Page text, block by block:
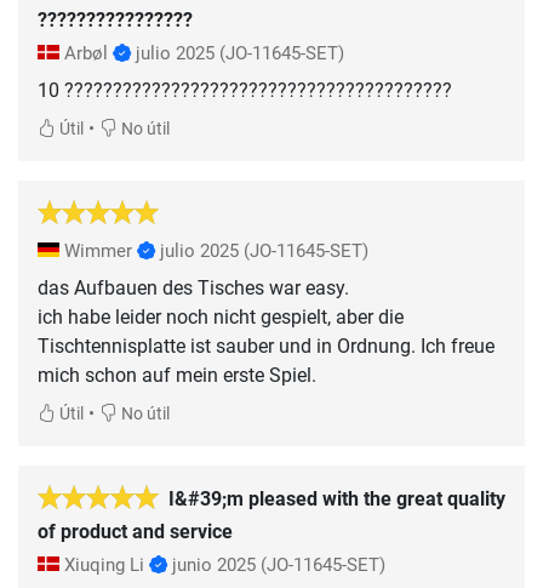
????????????????
Arbøl julio 2025 (JO-11645-SET)
10 ????????????????????????????????????????
Útil • No útil
Wimmer julio 2025 (JO-11645-SET)
das Aufbauen des Tisches war easy.
ich habe leider noch nicht gespielt, aber die
Tischtennisplatte ist sauber und in Ordnung. Ich freue
mich schon auf mein erste Spiel.
Útil • No útil
I&#39;m pleased with the great quality
of product and service
Xiuqing Li junio 2025 (JO-11645-SET)